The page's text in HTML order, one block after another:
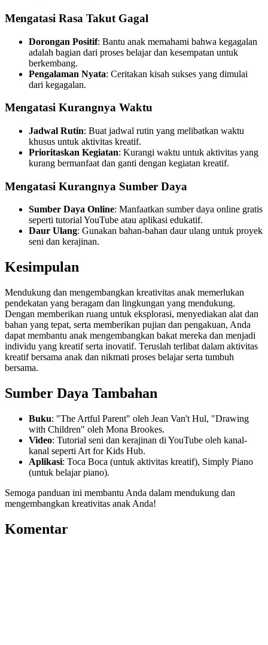
Mengatasi Rasa Takut Gagal
Dorongan Positif: Bantu anak memahami bahwa kegagalan
adalah bagian dari proses belajar dan kesempatan untuk
berkembang.
Pengalaman Nyata: Ceritakan kisah sukses yang dimulai
dari kegagalan.
Mengatasi Kurangnya Waktu
Jadwal Rutin: Buat jadwal rutin yang melibatkan waktu
khusus untuk aktivitas kreatif.
Prioritaskan Kegiatan: Kurangi waktu untuk aktivitas yang
kurang bermanfaat dan ganti dengan kegiatan kreatif.
Mengatasi Kurangnya Sumber Daya
Sumber Daya Online: Manfaatkan sumber daya online gratis
seperti tutorial YouTube atau aplikasi edukatif.
Daur Ulang: Gunakan bahan-bahan daur ulang untuk proyek
seni dan kerajinan.
Kesimpulan
Mendukung dan mengembangkan kreativitas anak memerlukan
pendekatan yang beragam dan lingkungan yang mendukung.
Dengan memberikan ruang untuk eksplorasi, menyediakan alat dan
bahan yang tepat, serta memberikan pujian dan pengakuan, Anda
dapat membantu anak mengembangkan bakat mereka dan menjadi
individu yang kreatif serta inovatif. Teruslah terlibat dalam aktivitas
kreatif bersama anak dan nikmati proses belajar serta tumbuh
bersama.
Sumber Daya Tambahan
Buku: "The Artful Parent" oleh Jean Van't Hul, "Drawing
with Children" oleh Mona Brookes.
Video: Tutorial seni dan kerajinan di YouTube oleh kanal-
kanal seperti Art for Kids Hub.
Aplikasi: Toca Boca (untuk aktivitas kreatif), Simply Piano
(untuk belajar piano).
Semoga panduan ini membantu Anda dalam mendukung dan
mengembangkan kreativitas anak Anda!
Komentar